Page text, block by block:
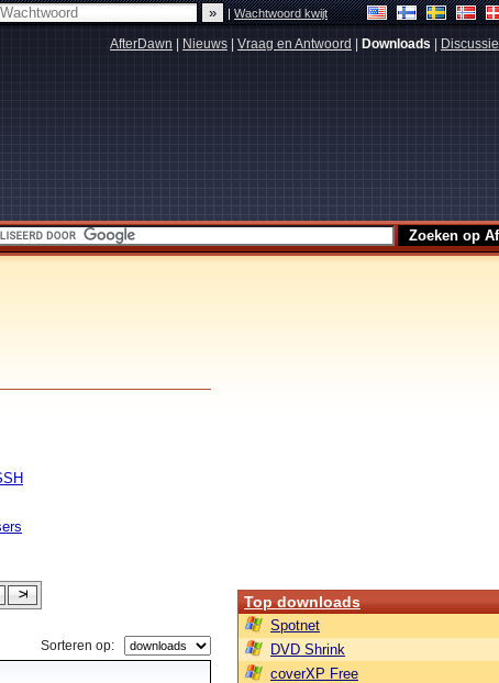
|Wachtwoord kwijt
AfterDawn Nieuws Vraag en Antwoord Downloads Discussie
Sorteren op:
Top downloads
Spotnet
DVD Shrink
coverXP Free